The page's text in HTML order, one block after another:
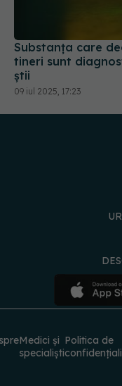
Substanța care
tineri sunt
știi
09 iul 2025, 17:23
Medici și
specialiști
Politica de